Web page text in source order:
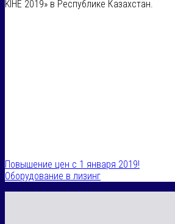
KIHE 2019» в Республике Казахстан.
Повышение цен с 1 января 2019!
Оборудование в лизинг